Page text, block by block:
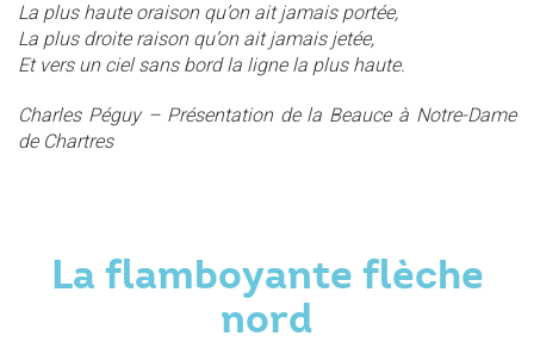
La plus haute oraison qu’on ait jamais portée,
La plus droite raison qu’on ait jamais jetée,
Et vers un ciel sans bord la ligne la plus haute.
Charles Péguy – Présentation de la Beauce à Notre-Dame
de Chartres
La flamboyante flèche
nord